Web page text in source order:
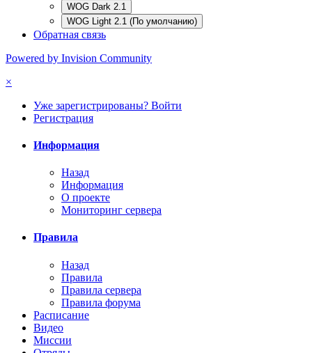
WOG Dark 2.1
WOG Light 2.1 (По умолчанию)
Обратная связь
Powered by Invision Community
×
Уже зарегистрированы? Войти
Регистрация
Информация
Назад
Информация
О проекте
Мониторинг сервера
Правила
Назад
Правила
Правила сервера
Правила форума
Расписание
Видео
Миссии